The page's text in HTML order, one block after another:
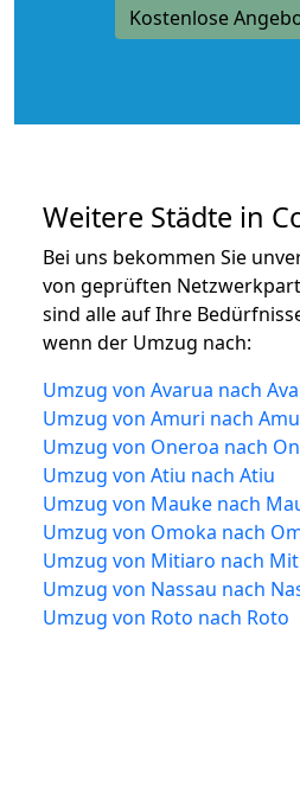
Kostenlose
Weitere Städte in
Bei uns bekommen Sie
von geprüften
sind alle auf Ihre
wenn der Umzug nach:
Umzug von Avarua nach
Umzug von Amuri nach
Umzug von Oneroa nach
Umzug von Atiu nach Atiu
Umzug von Mauke nach
Umzug von Omoka nach
Umzug von Mitiaro nach
Umzug von Nassau nach
Umzug von Roto nach Roto